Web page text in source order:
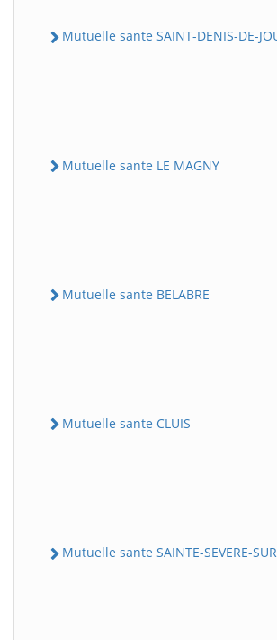
Mutuelle sante SAINT-DENIS-DE-
Mutuelle sante LE MAGNY
Mutuelle sante BELABRE
Mutuelle sante CLUIS
Mutuelle sante SAINTE-SEVERE-